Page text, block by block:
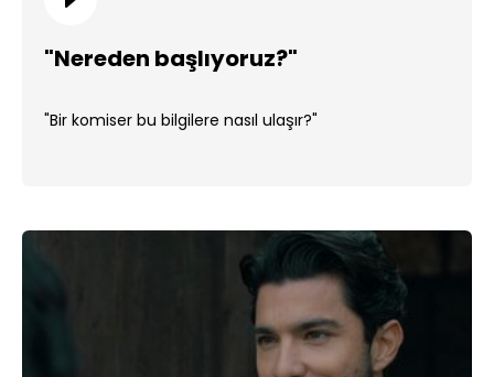
"Nereden başlıyoruz?"
"Bir komiser bu bilgilere nasıl ulaşır?"